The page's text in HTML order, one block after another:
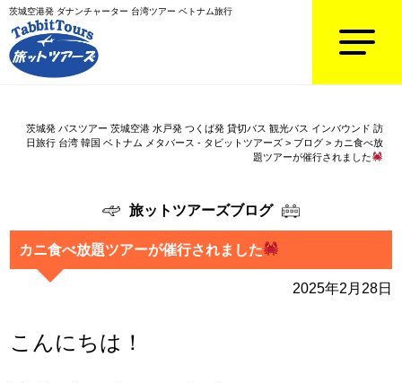
茨城空港発 ダナンチャーター 台湾ツアー ベトナム旅行
茨城発 バスツアー 茨城空港 水戸発 つくば発 貸切バス 観光バス インバウンド 訪
日旅行 台湾 韓国 ベトナム メタバース - タビットツアーズ> ブログ> カニ食べ放
題ツアーが催行されました
旅ットツアーズブログ
カニ食べ放題ツアーが催行されました
2025年2月28日
こんにちは！